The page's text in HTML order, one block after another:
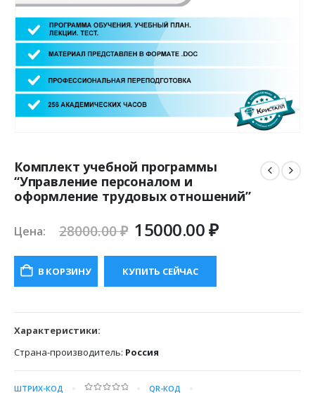
Комплект учебной программы
“Управление персоналом и
оформление трудовых отношений”
Цена: 28000.00₽ Первоначальная
составляла
28000.00 ₽.
15000.00₽Текущая
В КОРЗИНУ КУПИТЬ СЕЙЧАС
Характеристики:
Страна-производитель: Россия
ШТРИХ-КОД QR-КОД